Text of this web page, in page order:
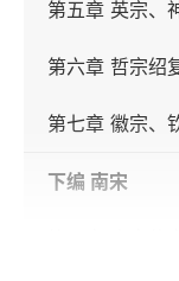
第五章 英宗、
第六章 哲宗绍
第七章 徽宗、
下编 南宋